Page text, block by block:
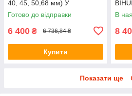
40, 45, 50,68 мм) У
МЕТАЛІЧНОМУ КЕЙСІ
Готово до відправки
6 400 ₴ 6 736,84 ₴
Купити
В
8
Показати ще